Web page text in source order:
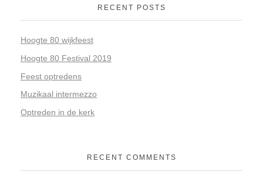
RECENT POSTS
Hoogte 80 wijkfeest
Hoogte 80 Festival 2019
Feest optredens
Muzikaal intermezzo
Optreden in de kerk
RECENT COMMENTS